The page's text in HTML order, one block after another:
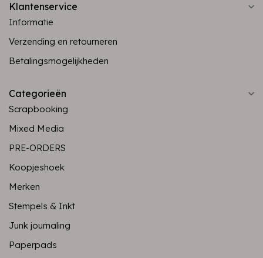
Klantenservice
Informatie
Verzending en retourneren
Betalingsmogelijkheden
Categorieën
Scrapbooking
Mixed Media
PRE-ORDERS
Koopjeshoek
Merken
Stempels & Inkt
Junk journaling
Paperpads